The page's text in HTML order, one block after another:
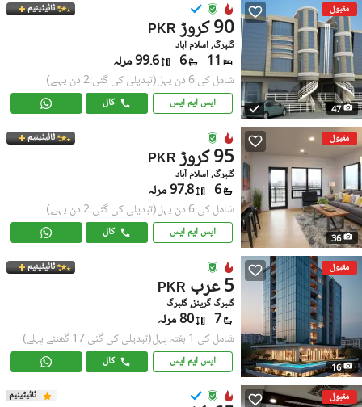
مقبول
47
ٹائیٹینیم
PKR 90 کروڑ
گلبرگ, اسلام آباد
11
6 99.6 مرلہ
شامل کی:6 دن پہل (تبدیلی کی گئی:2 دن پہلے)
ایس ایم ایس کال
مقبول
36
ٹائیٹینیم
PKR 95 کروڑ
گلبرگ, اسلام آباد
6 97.8 مرلہ
شامل کی:6 دن پہل (تبدیلی کی گئی:2 دن پہلے)
ایس ایم ایس کال
مقبول
16
ٹائیٹینیم
PKR 5 عرب
گلبرگ گرینز, گلبرگ
7 80 مرلہ
شامل کی:1 ہفتہ پہل (تبدیلی کی گئی:17 گھنٹے پہلے)
ایس ایم ایس کال
مقبول ٹائیٹینیم